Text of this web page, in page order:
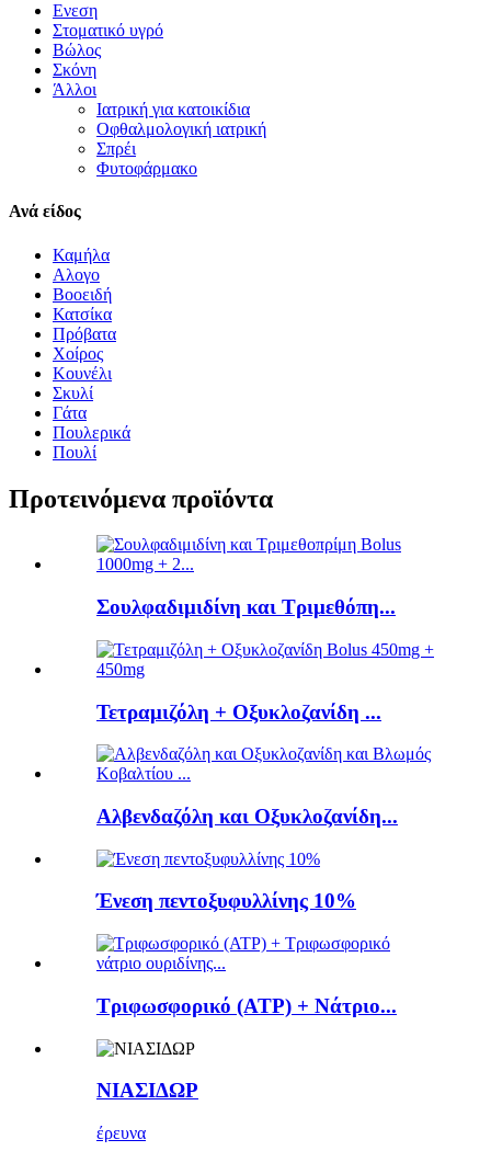
Ενεση
Στοματικό υγρό
Βώλος
Σκόνη
Άλλοι
Ιατρική για κατοικίδια
Οφθαλμολογική ιατρική
Σπρέι
Φυτοφάρμακο
Ανά είδος
Καμήλα
Αλογο
Βοοειδή
Κατσίκα
Πρόβατα
Χοίρος
Κουνέλι
Σκυλί
Γάτα
Πουλερικά
Πουλί
Προτεινόμενα προϊόντα
Σουλφαδιμιδίνη και Τριμεθόπη...
Τετραμιζόλη + Οξυκλοζανίδη ...
Αλβενδαζόλη και Οξυκλοζανίδη...
Ένεση πεντοξυφυλλίνης 10%
Τριφωσφορικό (ATP) + Νάτριο...
ΝΙΑΣΙΔΩΡ
έρευνα